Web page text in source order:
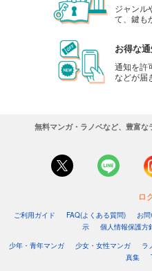
ジャンル
て、鍵も
お得な
通知を許
などが届
無料マンガ・ラノベなど、豊富な
ロ
ご利用ガイド FAQ(よくある質問) お
示
個人情報保護方
少年・青年マンガ
少女・女性マンガ ラ
真集